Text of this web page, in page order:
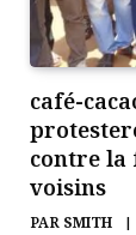
café-
contre la
voisins
PAR SMITH